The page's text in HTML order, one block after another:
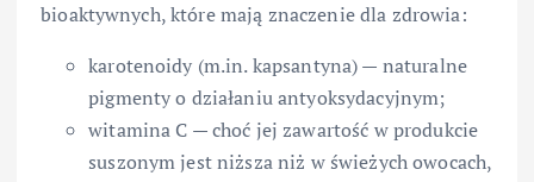
bioaktywnych, które mają znaczenie dla zdrowia:
karotenoidy (m.in. kapsantyna) — naturalne
pigmenty o działaniu antyoksydacyjnym;
witamina C — choć jej zawartość w produkcie
suszonym jest niższa niż w świeżych owocach,